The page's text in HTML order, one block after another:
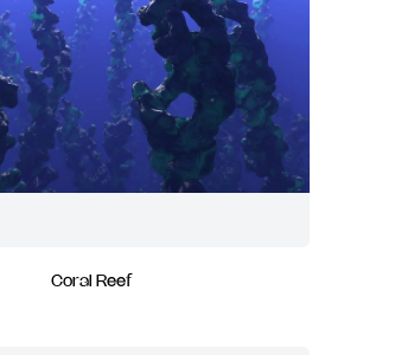
Coral Reef